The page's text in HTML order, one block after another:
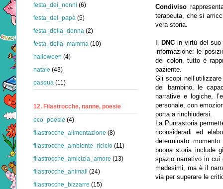
Condiviso
terapeuta, che si
vera storia.
DNCin virtù del suo
informazione: le
dei colori, tutto è
paziente.
Gli scopi
del bambino, le
narrative e logiche,
personale, con
porta a rinchiudersi.
La Puntastoria
riconsiderarli ed
determinato
buona storia include
spazio narrativo in cui
medesimi, ma è il
via per superare le
festa_dei_nonni (6)
festa_del_papà (5)
festa_della_donna (2)
festa_della_mamma (10)
halloween (4)
natale (43)
pasqua (11)
12. Filastrocche, nanne, poesie
eco_poesie (4)
filastrocche_alimentazione (8)
filastrocche_ambiente_riciclo (11)
filastrocche_amicizia_amore (13)
filastrocche_animali (24)
filastrocche_bizzarre (15)